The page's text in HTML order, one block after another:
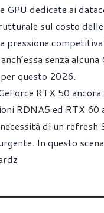
GPU dedicate ai
sul costo
pressione
senza
questo 2026.
RTX 50
RDNA5 ed RTX 60
di un refresh
In questo